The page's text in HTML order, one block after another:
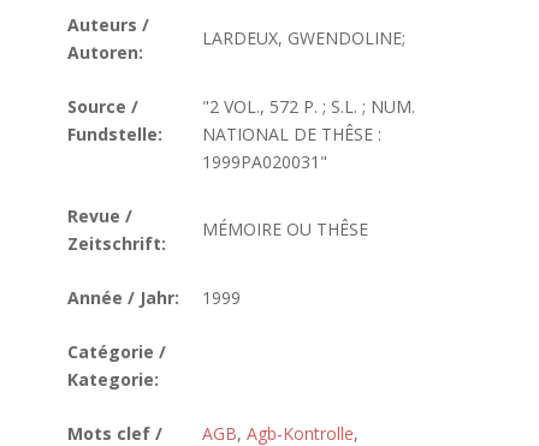
Auteurs /
Autoren:
LARDEUX, GWENDOLINE;
Source /
Fundstelle:
"2 VOL., 572 P. ; S.L. ; NUM.
NATIONAL DE THÊSE :
1999PA020031"
Revue /
Zeitschrift:
MÉMOIRE OU THÊSE
Année / Jahr: 1999
Catégorie /
Kategorie:
Mots clef /
AGB, Agb-Kontrolle,